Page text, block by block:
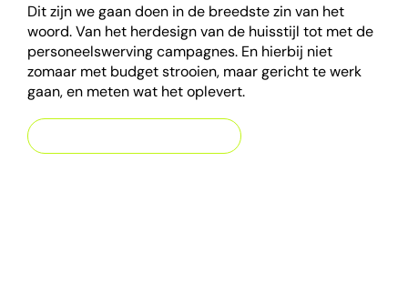
Dit zijn we gaan doen in de breedste zin van het
woord. Van het herdesign van de huisstijl tot met de
personeelswerving campagnes. En hierbij niet
zomaar met budget strooien, maar gericht te werk
gaan, en meten wat het oplevert.